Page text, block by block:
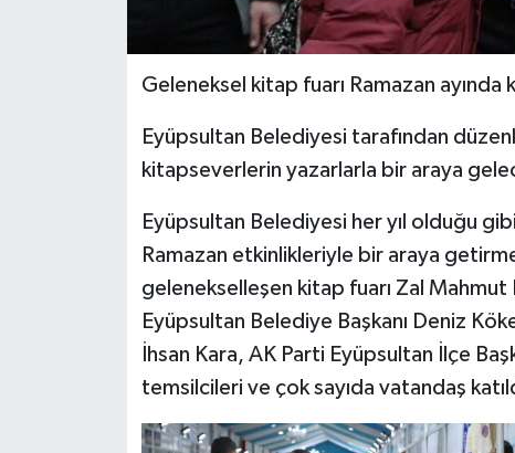
Geleneksel kitap fuarı Ramazan ayında
Eyüpsultan Belediyesi tarafından
kitapseverlerin yazarlarla bir araya
Eyüpsultan Belediyesi her yıl olduğu
Ramazan etkinlikleriyle bir araya
gelenekselleşen kitap fuarı Zal Mahmut
Eyüpsultan Belediye Başkanı Deniz
İhsan Kara, AK Parti Eyüpsultan İlçe
temsilcileri ve çok sayıda vatandaş